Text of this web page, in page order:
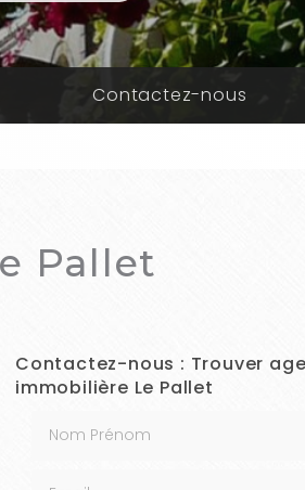
Contactez-nous
Pallet
Contactez-nous : Trouver
immobilière Le Pallet